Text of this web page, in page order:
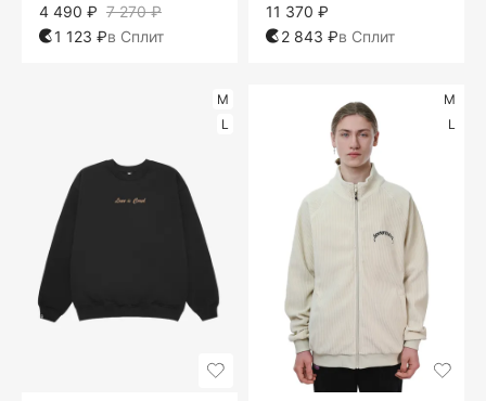
7 270 ₽
4 490 ₽
1 123 ₽в Сплит
11 370 ₽
2 843 ₽в Сплит
M
L
M
L